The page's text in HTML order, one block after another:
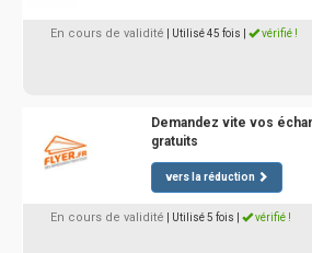
En cours de validité | Utilisé 45 fois vérifié !
Demandez vite vos
gratuits
vers la réduction
En cours de validité | Utilisé 5 fois vérifié !